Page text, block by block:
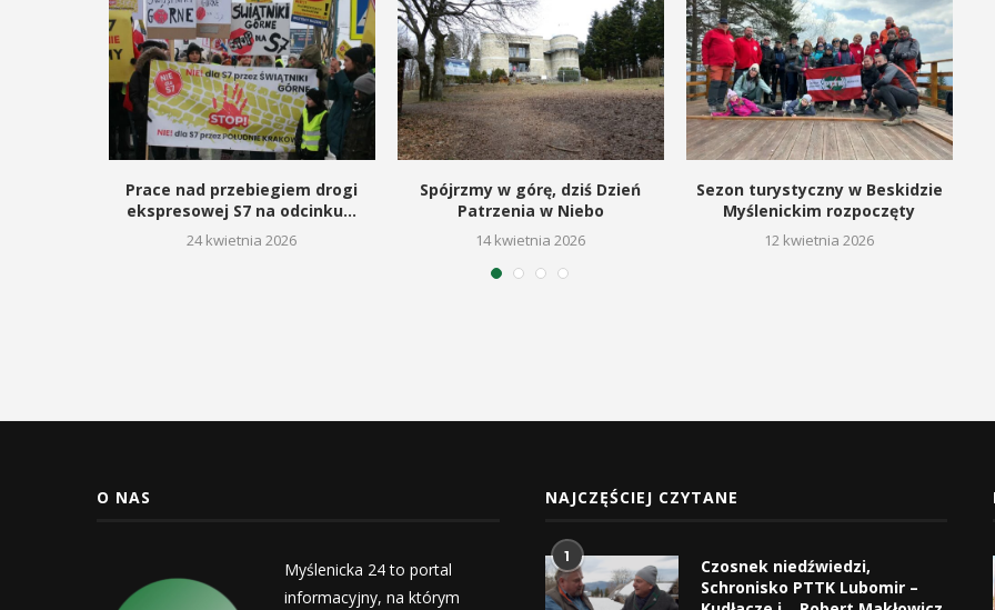
Prace nad przebiegiem drogi
ekspresowej S7 na odcinku...
24 kwietnia 2026
Spójrzmy w górę, dziś Dzień
Patrzenia w Niebo
14 kwietnia 2026
Sezon turystyczny w Beskidzie
Myślenickim rozpoczęty
12 kwietnia 2026
O NAS
Myślenicka 24 to portal
informacyjny, na którym
NAJCZĘŚCIEJ CZYTANE
1
Czosnek niedźwiedzi,
Schronisko PTTK Lubomir –